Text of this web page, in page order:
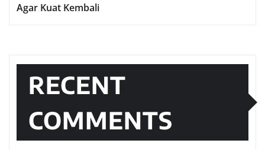
Agar Kuat Kembali
RECENT
COMMENTS